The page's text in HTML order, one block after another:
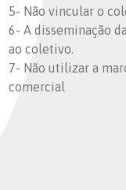
5- Não vincular o
6- A disseminação
ao coletivo.
7- Não utilizar a
comercial